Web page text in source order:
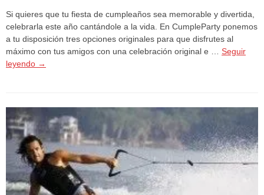
Si quieres que tu fiesta de cumpleaños sea memorable y divertida,
celebrarla este año cantándole a la vida. En CumpleParty ponemos
a tu disposición tres opciones originales para que disfrutes al
máximo con tus amigos con una celebración original e … Seguir
leyendo →